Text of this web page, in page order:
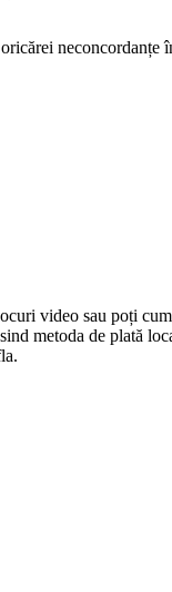
video sau poți
metoda de plată